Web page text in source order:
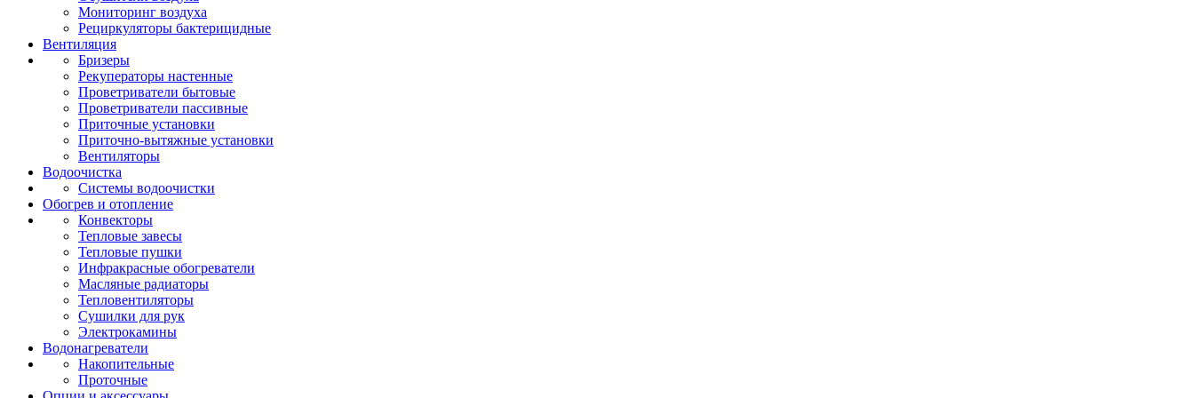
Мониторинг воздуха
Рециркуляторы бактерицидные
Вентиляция
Бризеры
Рекуператоры настенные
Проветриватели бытовые
Проветриватели пассивные
Приточные установки
Приточно-вытяжные установки
Вентиляторы
Водоочистка
Системы водоочистки
Обогрев и отопление
Конвекторы
Тепловые завесы
Тепловые пушки
Инфракрасные обогреватели
Масляные радиаторы
Тепловентиляторы
Сушилки для рук
Электрокамины
Водонагреватели
Накопительные
Проточные